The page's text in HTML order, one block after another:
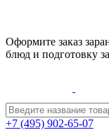
Оформите заказ
блюд и подготовку
+7 (495) 902-65-07